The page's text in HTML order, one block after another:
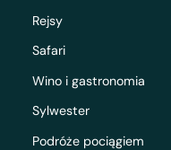
Rejsy
Safari
Wino i gastronomia
Sylwester
Podróże pociągiem